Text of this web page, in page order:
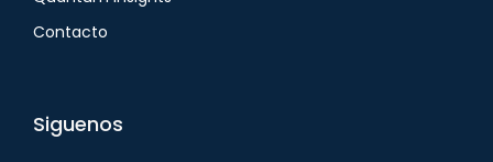
Contacto
Siguenos